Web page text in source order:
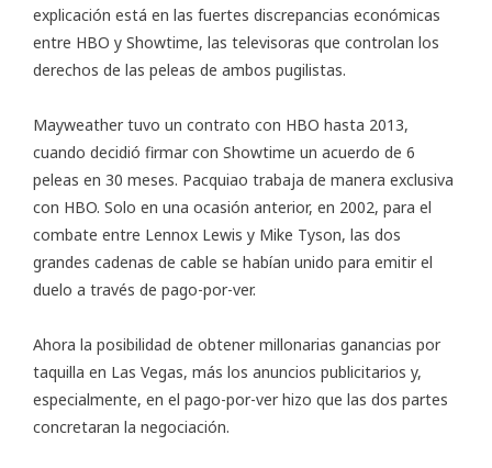
explicación está en las fuertes discrepancias económicas
entre HBO y Showtime, las televisoras que controlan los
derechos de las peleas de ambos pugilistas.
Mayweather tuvo un contrato con HBO hasta 2013,
cuando decidió firmar con Showtime un acuerdo de 6
peleas en 30 meses. Pacquiao trabaja de manera exclusiva
con HBO. Solo en una ocasión anterior, en 2002, para el
combate entre Lennox Lewis y Mike Tyson, las dos
grandes cadenas de cable se habían unido para emitir el
duelo a través de pago-por-ver.
Ahora la posibilidad de obtener millonarias ganancias por
taquilla en Las Vegas, más los anuncios publicitarios y,
especialmente, en el pago-por-ver hizo que las dos partes
concretaran la negociación.